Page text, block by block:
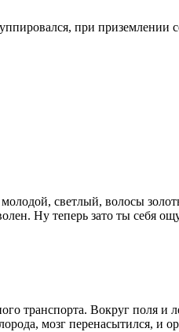
при приземлении
светлый, волосы
Ну теперь зато ты себя
транспорта. Вокруг поля и
мозг перенасытился, и